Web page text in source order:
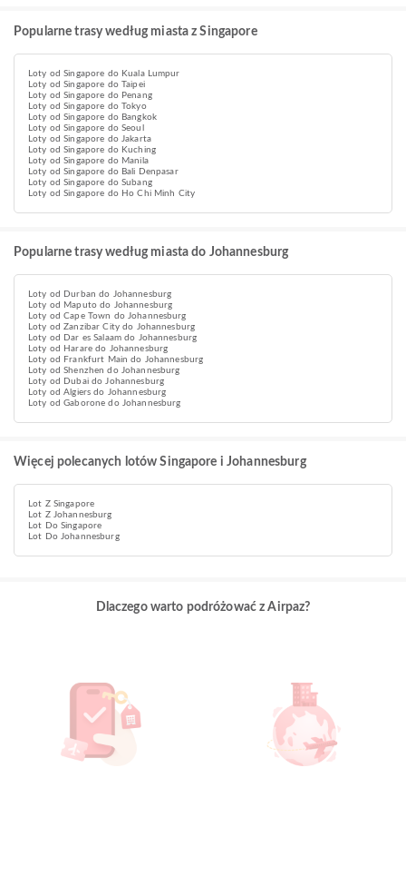
Popularne trasy według miasta z Singapore
Loty od Singapore do Kuala Lumpur
Loty od Singapore do Taipei
Loty od Singapore do Penang
Loty od Singapore do Tokyo
Loty od Singapore do Bangkok
Loty od Singapore do Seoul
Loty od Singapore do Jakarta
Loty od Singapore do Kuching
Loty od Singapore do Manila
Loty od Singapore do Bali Denpasar
Loty od Singapore do Subang
Loty od Singapore do Ho Chi Minh City
Popularne trasy według miasta do Johannesburg
Loty od Durban do Johannesburg
Loty od Maputo do Johannesburg
Loty od Cape Town do Johannesburg
Loty od Zanzibar City do Johannesburg
Loty od Dar es Salaam do Johannesburg
Loty od Harare do Johannesburg
Loty od Frankfurt Main do Johannesburg
Loty od Shenzhen do Johannesburg
Loty od Dubai do Johannesburg
Loty od Algiers do Johannesburg
Loty od Gaborone do Johannesburg
Więcej polecanych lotów Singapore i Johannesburg
Lot Z Singapore
Lot Z Johannesburg
Lot Do Singapore
Lot Do Johannesburg
Dlaczego warto podróżować z Airpaz?